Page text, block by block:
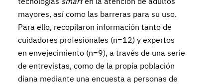
mayores, así como las barreras para su uso.
Para ello, recopilaron información tanto de
cuidadores profesionales (n=12) y expertos
en envejecimiento (n=9), a través de una serie
de entrevistas, como de la propia población
diana mediante una encuesta a personas de